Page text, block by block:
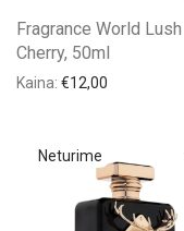
Tūris, ml
Produkto žyma
Lytis
Fragrance World Lush
Cherry, 50ml
Kaina: €12,00